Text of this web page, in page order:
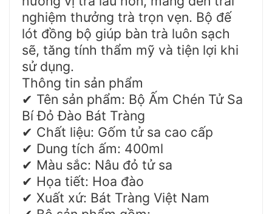
nghiệm thưởng trà trọn vẹn. Bộ đế
lót đồng bộ giúp bàn trà luôn sạch
sẽ, tăng tính thẩm mỹ và tiện lợi khi
sử dụng.
Thông tin sản phẩm
✔ Tên sản phẩm: Bộ Ấm Chén Tử Sa
Bí Đỏ Đào Bát Tràng
✔ Chất liệu: Gốm tử sa cao cấp
✔ Dung tích ấm: 400ml
✔ Màu sắc: Nâu đỏ tử sa
✔ Họa tiết: Hoa đào
✔ Xuất xứ: Bát Tràng Việt Nam